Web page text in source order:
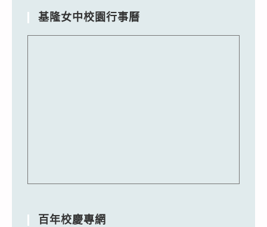
基隆女中校園行事曆
百年校慶專網